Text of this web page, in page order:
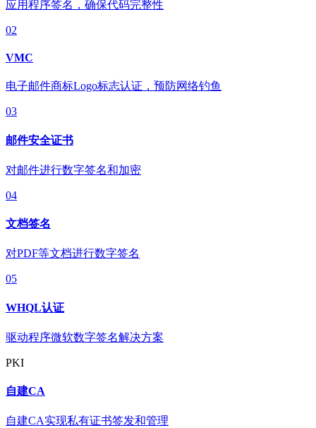
应用程序签名，确保代码完整性
02
VMC
电子邮件商标Logo标志认证，预防网络钓鱼
03
邮件安全证书
对邮件进行数字签名和加密
04
文档签名
对PDF等文档进行数字签名
05
WHQL认证
驱动程序微软数字签名解决方案
PKI
自建CA
自建CA实现私有证书签发和管理